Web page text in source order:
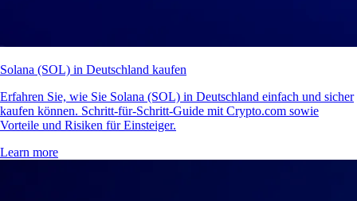
Solana (SOL) in Deutschland kaufen
Erfahren Sie, wie Sie Solana (SOL) in Deutschland einfach und sicher
kaufen können. Schritt-für-Schritt-Guide mit Crypto.com sowie
Vorteile und Risiken für Einsteiger.
Learn more